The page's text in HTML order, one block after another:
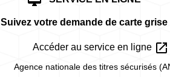
Suivez votre demande de carte grise
Accéder au service en ligne open_in_new
Agence nationale des titres sécurisés